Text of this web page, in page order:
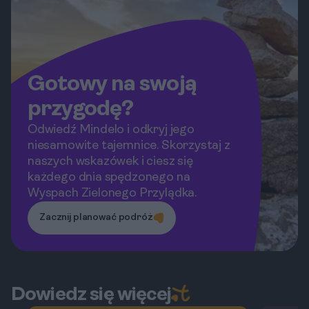
Gotowy na swoją
przygodę?
Odwiedź Mindelo i odkryj jego
niesamowite tajemnice. Skorzystaj z
naszych wskazówek i ciesz się
każdego dnia spędzonego na
Wyspach Zielonego Przylądka.
Zacznij planować podróż
Dowiedz się więcej